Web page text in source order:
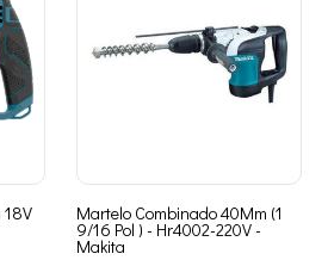
18V Martelo Combinado 40Mm (1
9/16 Pol ) - Hr4002-220V -
Makita